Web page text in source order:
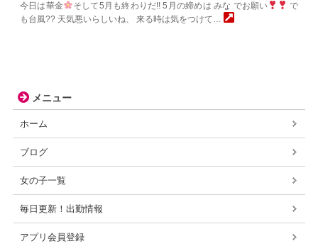
今日は華金 そして5月も終わりだ!! 5月の締めは みな でお願い
で
も台風?? 天気悪いらしいね、 来る時は気をつけて…
メニュー
ホーム
ブログ
女の子一覧
毎日更新！出勤情報
アプリ会員登録